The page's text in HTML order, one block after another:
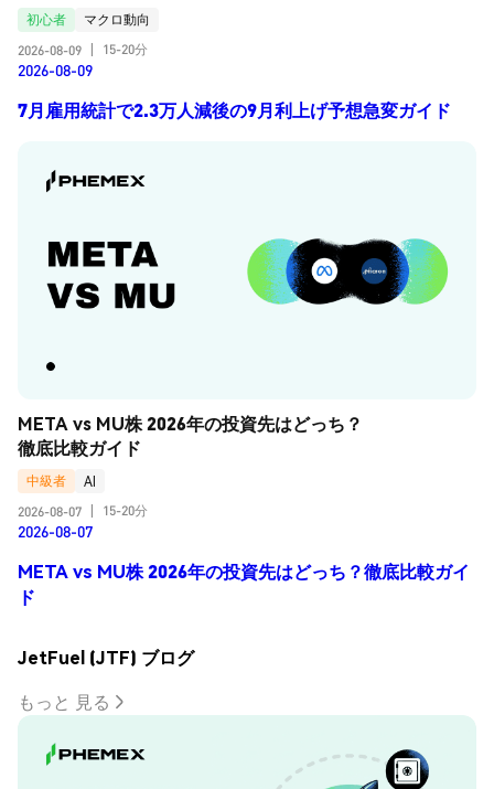
初心者
マクロ動向
2026-08-09
15-20分
2026-08-09
7月雇用統計で2.3万人減後の9月利上げ予想急変ガイド
META vs MU株 2026年の投資先はどっち？
徹底比較ガイド
中級者
AI
2026-08-07
15-20分
2026-08-07
META vs MU株 2026年の投資先はどっち？徹底比較ガイ
ド
JetFuel (JTF) ブログ
もっと 見る